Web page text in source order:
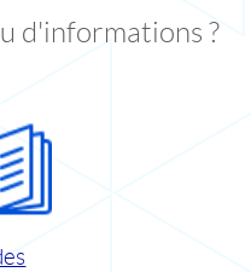
d'informations ?